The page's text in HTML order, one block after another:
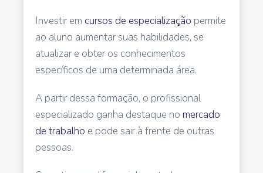
Investir em cursos de especialização permite
ao aluno aumentar suas habilidades, se
atualizar e obter os conhecimentos
específicos de uma determinada área.
A partir dessa formação, o profissional
especializado ganha destaque no mercado
de trabalho e pode sair à frente de outras
pessoas.